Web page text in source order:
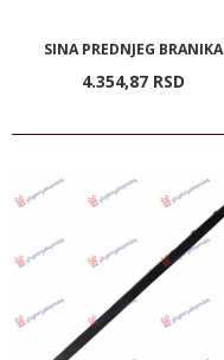
SINA PREDNJEG BRANIKA
4.354,87 RSD